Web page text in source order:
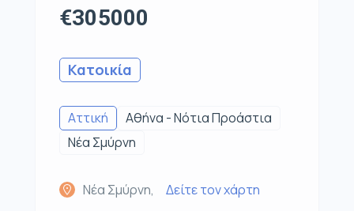
€305000
Κατοικία
Αττική
Αθήνα - Νότια Προάστια
Νέα Σμύρνη
Νέα Σμύρνη, Δείτε τον χάρτη